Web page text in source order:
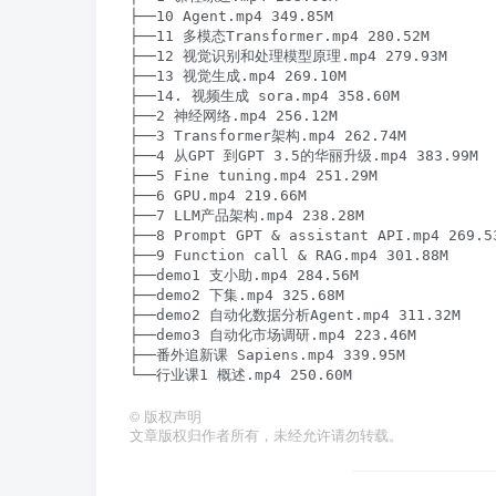
├──10 Agent.mp4 349.85M
├──11 多模态Transformer.mp4 280.52M
├──12 视觉识别和处理模型原理.mp4 279.93M
├──13 视觉生成.mp4 269.10M
├──14. 视频生成 sora.mp4 358.60M
├──2 神经网络.mp4 256.12M
├──3 Transformer架构.mp4 262.74M
├──4 从GPT 到GPT 3.5的华丽升级.mp4 383.99M
├──5 Fine tuning.mp4 251.29M
├──6 GPU.mp4 219.66M
├──7 LLM产品架构.mp4 238.28M
├──8 Prompt GPT & assistant API.mp4
├──9 Function call & RAG.mp4 301.88M
├──demo1 支小助.mp4 284.56M
├──demo2 下集.mp4 325.68M
├──demo2 自动化数据分析Agent.mp4 311.32M
├──demo3 自动化市场调研.mp4 223.46M
├──番外追新课 Sapiens.mp4 339.95M
© 版权声明
文章版权归作者所有，未经允许请勿转载。